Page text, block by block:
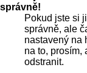
správně!
Pokud jste si
správně, ale
nastavený na
na to, prosím,
odstranit.